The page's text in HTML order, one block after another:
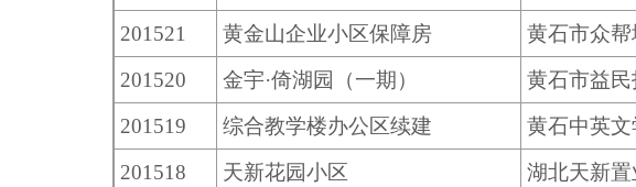
201521
黄金山企业小区保障房 黄石市众帮
201520
金宇·倚湖园（一期） 黄石市益民
201519
综合教学楼办公区续建 黄石中英文
201518
天新花园小区 湖北天新置